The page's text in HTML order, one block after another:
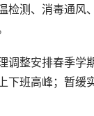
检测、消毒通
整安排春季学
下班高峰；暂